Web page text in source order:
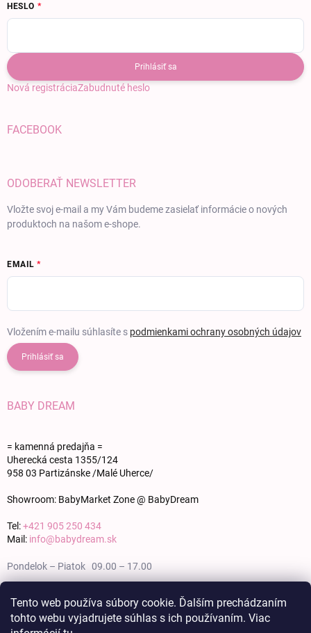
Tento web používa súbory cookie. Ďalším prechádzaním
tohto webu vyjadrujete súhlas s ich používaním. Viac
HESLO
Prihlásiť sa
Nová registráciaZabudnuté heslo
FACEBOOK
ODOBERAŤ NEWSLETTER
Vložte svoj e-mail a my Vám budeme zasielať informácie o nových
produktoch na našom e-shope.
EMAIL
Vložením e-mailu súhlasíte s podmienkami ochrany osobných údajov
Prihlásiť sa
BABY DREAM
= kamenná predajňa =
Uherecká cesta 1355/124
958 03 Partizánske /Malé Uherce/
Showroom: BabyMarket Zone @ BabyDream
Tel:+421 905 250 434
Mail: info@babydream.sk
Pondelok – Piatok 09.00 – 17.00
Nedeľa zatvorené